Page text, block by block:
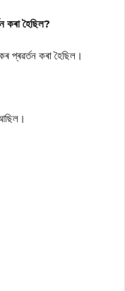
হৈছিল?
কৰা হৈছিল।